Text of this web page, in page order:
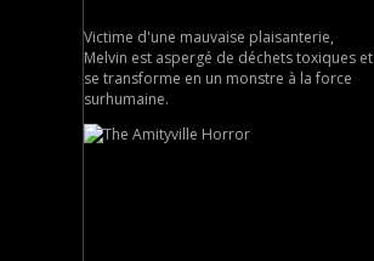
Victime d'une mauvaise plaisanterie,
Melvin est aspergé de déchets toxiques et
se transforme en un monstre à la force
surhumaine.